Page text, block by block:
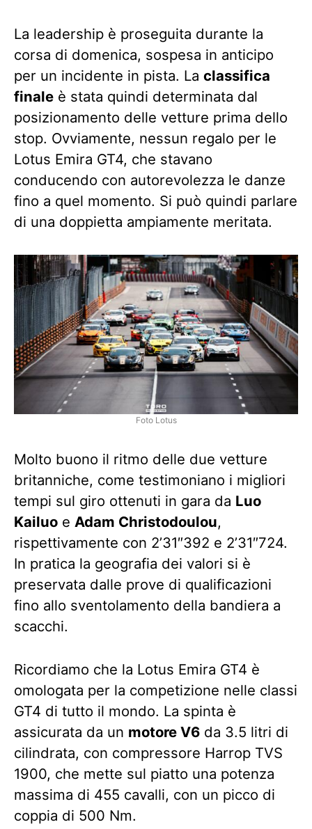
La leadership è proseguita durante la
corsa di domenica, sospesa in anticipo
per un incidente in pista. La classifica
finale è stata quindi determinata dal
posizionamento delle vetture prima dello
stop. Ovviamente, nessun regalo per le
Lotus Emira GT4, che stavano
conducendo con autorevolezza le danze
fino a quel momento. Si può quindi parlare
di una doppietta ampiamente meritata.
Foto Lotus
Molto buono il ritmo delle due vetture
britanniche, come testimoniano i migliori
tempi sul giro ottenuti in gara da Luo
Kailuo e Adam Christodoulou,
rispettivamente con 2’31″392 e 2’31″724.
In pratica la geografia dei valori si è
preservata dalle prove di qualificazioni
fino allo sventolamento della bandiera a
scacchi.
Ricordiamo che la Lotus Emira GT4 è
omologata per la competizione nelle classi
GT4 di tutto il mondo. La spinta è
assicurata da un motore V6 da 3.5 litri di
cilindrata, con compressore Harrop TVS
1900, che mette sul piatto una potenza
massima di 455 cavalli, con un picco di
coppia di 500 Nm.